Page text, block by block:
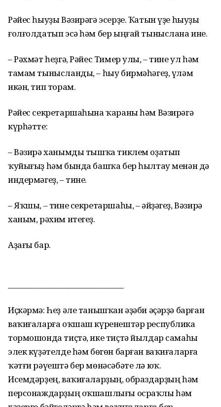
Рәйес һыуҙы Вәзирәгә эсерҙе. Ҡатын үҙе һыуҙы
ғолғолдатып эсә һәм бер ыңғай тыныслана ине.
– Рәхмәт һеҙгә, Рәйес Тимер улы, – тине ул һәм
тамам тынысланды, – һыу бирмәһәгеҙ, үләм
икән, тип торам.
Рәйес секретаршаһына ҡараны һәм Вәзирәгә
күрһәтте:
– Вәзирә ханымды тышҡа тиклем оҙатып
ҡуйығыҙ һәм бында башҡа бер һылтау менән дә
индермәгеҙ, – тине.
– Яҡшы, – тине секретаршаһы, – әйҙәгеҙ, Вәзирә
ханым, рәхим итегеҙ.
Аҙағы бар.
Иҫкәрмә: Һеҙ әле танышҡан әҙәби әҫәрҙә барған
ваҡиғаларға оҡшаш күренештәр республика
тормошонда тиҫтә, ике тиҫтә йылдар самаһы
элек күҙәтелде һәм бөгөн барған ваҡиғаларға
ҡәтғи рәүештә бер мөнәсәбәте лә юҡ.
Исемдәрҙең, ваҡиғаларҙың, образдарҙың һәм
персонаждарҙың оҡшашлығы осраҡлы һәм